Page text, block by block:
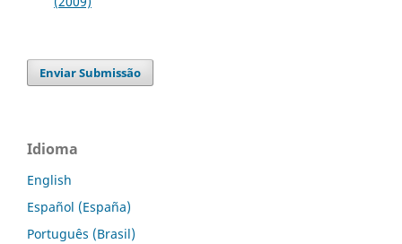
Enviar Submissão
Idioma
English
Español (España)
Português (Brasil)